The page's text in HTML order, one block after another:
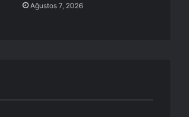
Ağustos 7, 2026